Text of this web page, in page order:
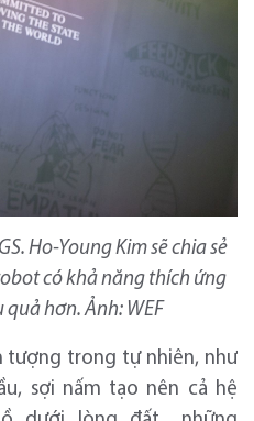
Ho-Young Kim sẽ chia sẻ
có khả năng thích ứng
hơn. Ảnh: WEF
tượng trong tự nhiên, như
sợi nấm tạo nên cả hệ